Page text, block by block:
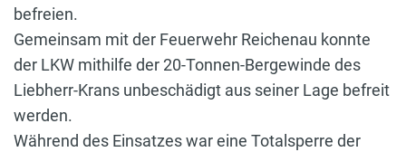
befreien.
Gemeinsam mit der Feuerwehr Reichenau konnte
der LKW mithilfe der 20-Tonnen-Bergewinde des
Liebherr-Krans unbeschädigt aus seiner Lage befreit
werden.
Während des Einsatzes war eine Totalsperre der